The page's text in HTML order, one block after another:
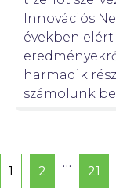
Innovációs
években
harmadik
számolunk
1 2
…
21